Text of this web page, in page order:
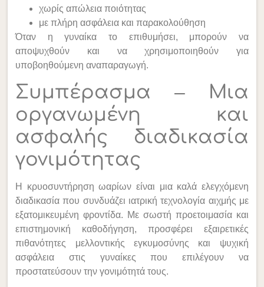
χωρίς απώλεια ποιότητας
με πλήρη ασφάλεια και παρακολούθηση
Όταν η γυναίκα το επιθυμήσει, μπορούν να
αποψυχθούν και να χρησιμοποιηθούν για
υποβοηθούμενη αναπαραγωγή.
Συμπέρασμα – Μια
οργανωμένη και
ασφαλής διαδικασία
γονιμότητας
Η κρυοσυντήρηση ωαρίων είναι μια καλά ελεγχόμενη
διαδικασία που συνδυάζει ιατρική τεχνολογία αιχμής με
εξατομικευμένη φροντίδα. Με σωστή προετοιμασία και
επιστημονική καθοδήγηση, προσφέρει εξαιρετικές
πιθανότητες μελλοντικής εγκυμοσύνης και ψυχική
ασφάλεια στις γυναίκες που επιλέγουν να
προστατεύσουν την γονιμότητά τους.